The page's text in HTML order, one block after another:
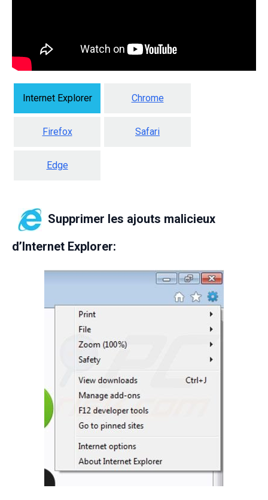
Internet Explorer Chrome
Firefox Safari
Edge
Supprimer les ajouts malicieux
d’Internet Explorer: